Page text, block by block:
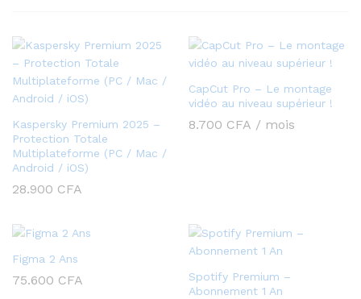
Kaspersky Premium 2025 –
Protection Totale
Multiplateforme (PC / Mac /
Android / iOS)
28.900 CFA
CapCut Pro – Le montage
vidéo au niveau supérieur !
8.700 CFA / mois
Figma 2 Ans
75.600 CFA
Spotify Premium –
Abonnement 1 An